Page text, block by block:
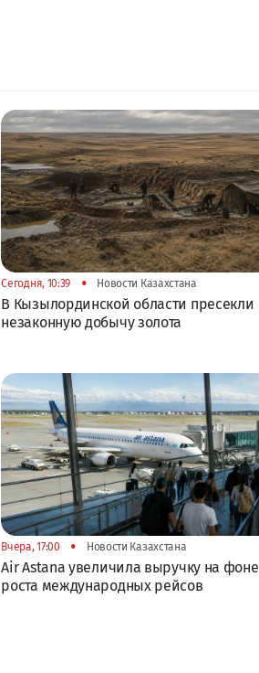
Сегодня, 10:39 • Новости Казахстана
В Кызылординской области пресекли
незаконную добычу золота
Вчера, 17:00 • Новости Казахстана
Air Astana увеличила выручку на фоне
роста международных рейсов